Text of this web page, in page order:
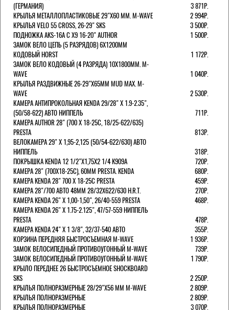
(ГЕРМАНИЯ)
3 871Р.
КРЫЛЬЯ МЕТАЛЛОПЛАСТИКОВЫЕ 29"Х60 ММ. M-WAVE
2 994Р.
КРЫЛЬЯ VELO 55 CROSS, 26-29" SKS
3 500Р.
ПОДНОЖКА AKS-16A C X9 16-20" AUTHOR
1 500Р.
ЗАМОК ВЕЛО ЦЕПЬ (5 РАЗРЯДОВ) 6Х1200ММ
КОДОВЫЙ HORST
1 172Р.
ЗАМОК ВЕЛО КОДОВЫЙ (4 РАЗРЯДА) 10Х1800ММ. M-
WAVE
1 040Р.
КРЫЛЬЯ РАЗДВИЖНЫЕ 26-29"Х65ММ MUD MAX. M-
WAVE
2 530Р.
КАМЕРА АНТИПРОКОЛЬНАЯ KENDA 29/28" Х 1.9-2.35",
(50/58-622) АВТО НИППЕЛЬ
711Р.
КАМЕРА AUTHOR 28" (700 Х 18-25С, 18/25-622/635)
PRESTA
813Р.
ВЕЛОКАМЕРА 29" X 1,95-2,125 (50/54-622/630) АВТО
НИППЕЛЬ
318Р.
ПОКРЫШКА KENDA 12 1/2"Х1,75X2 1/4 K909A
720Р.
КАМЕРА 28" (700Х18-25С), 60ММ PRESTA. KENDA
680Р.
КАМЕРА KENDA 28" 700 Х 18-25С PRESTA
459Р.
КАМЕРА 28"/700 АВТО 48ММ 28/32Х622/630 H.R.T.
270Р.
КАМЕРА KENDA 26" Х 1,00-1,50", 26/40-559 PRESTA
468Р.
КАМЕРА KENDA 26" Х 1.75-2.125", 47/57-559 НИППЕЛЬ
PRESTA
478Р.
КАМЕРА KENDA 24" Х 1 3/8", 32/37-540 АВТО
355Р.
КОРЗИНА ПЕРЕДНЯЯ БЫСТРОСЪЕМНАЯ M-WAVE
1 936Р.
ЗАМОК ВЕЛОСИПЕДНЫЙ ПРОТИВОУГОННЫЙ M-WAVE
739Р.
ЗАМОК ВЕЛОСИПЕДНЫЙ ПРОТИВОУГОННЫЙ M-WAVE
1 790Р.
КРЫЛО ПЕРЕДНЕЕ 26 БЫСТРОСЪЕМНОЕ SHOCKBOARD
SKS
2 250Р.
КРЫЛЬЯ ПОЛНОРАЗМЕРНЫЕ 28/29"Х56 ММ M-WAVE
2 809Р.
КРЫЛЬЯ ПОЛНОРАЗМЕРНЫЕ
2 809Р.
КРЫЛЬЯ ПОЛНОРАЗМЕРНЫЕ
3 070Р.